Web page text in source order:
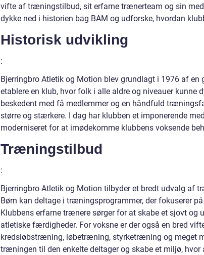
vifte af træningstilbud, sit erfarne trænerteam og sin
dykke ned i historien bag BAM og udforske, hvordan
Historisk udvikling
:
Bjerringbro Atletik og Motion blev grundlagt i 1976 af en
etablere en klub, hvor folk i alle aldre og niveauer kunne
beskedent med få medlemmer og en håndfuld
større og stærkere. I dag har klubben et imponerende
moderniseret for at imødekomme klubbens voksende
Træningstilbud
:
Bjerringbro Atletik og Motion tilbyder et bredt udvalg af
Børn kan deltage i træningsprogrammer, der fokuserer
Klubbens erfarne trænere sørger for at skabe et sjovt og
atletiske færdigheder. For voksne er der også en bred
kredsløbstræning, løbetræning, styrketræning og meget
træningen til den enkelte deltager og skabe et miljø, hvor